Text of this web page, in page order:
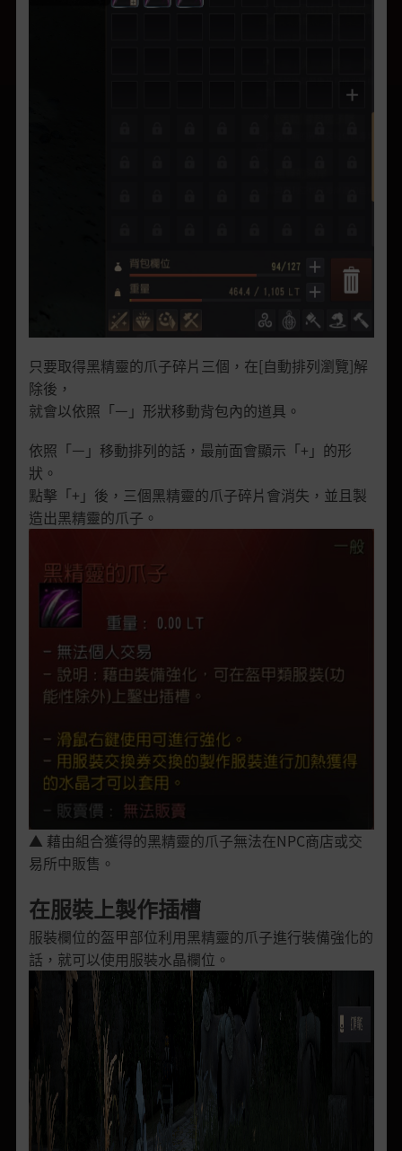
只要取得黑精靈的爪子碎片三個，在[自動排列瀏覽]解
除後，
就會以依照「ㅡ」形狀移動背包內的道具。
依照「ㅡ」移動排列的話，最前面會顯示「+」的形
狀。
點擊「+」後，三個黑精靈的爪子碎片會消失，並且製
造出黑精靈的爪子。
▲ 藉由組合獲得的黑精靈的爪子無法在NPC商店或交
易所中販售。
在服裝上製作插槽
服裝欄位的盔甲部位利用黑精靈的爪子進行裝備強化的
話，就可以使用服裝水晶欄位。